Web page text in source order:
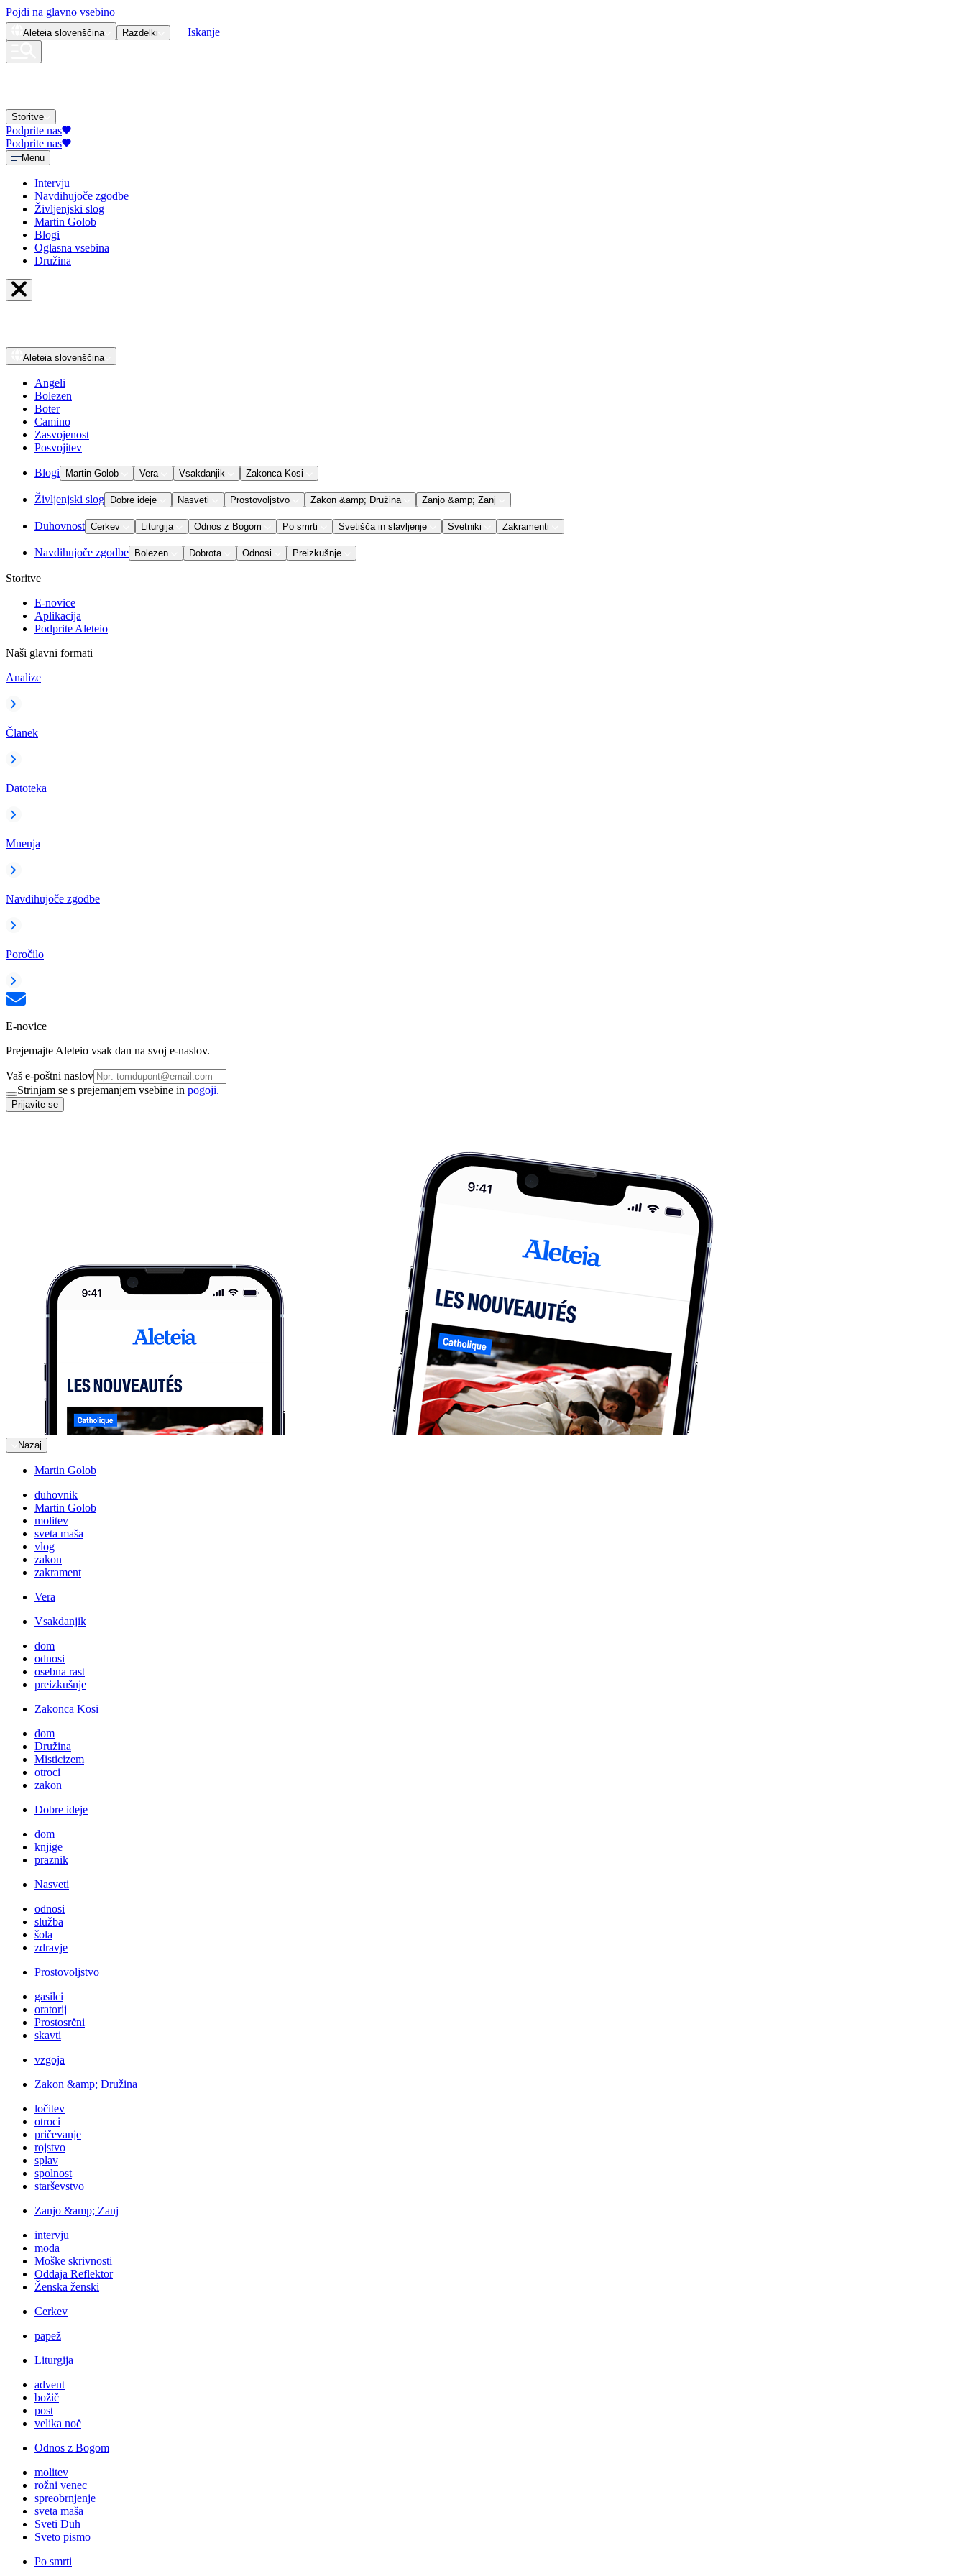
Pojdi na glavno vsebino
Aleteia slovenščina Razdelki Iskanje
Storitve
Podprite nas
Podprite nas
Menu
Intervju
Navdihujoče zgodbe
Življenjski slog
Martin Golob
Blogi
Oglasna vsebina
Družina
Aleteia slovenščina
Angeli
Bolezen
Boter
Camino
Zasvojenost
Posvojitev
Blogi Martin Golob Vera Vsakdanjik Zakonca Kosi
Življenjski slog Dobre ideje Nasveti Prostovoljstvo Zakon &amp; Družina Zanjo &amp; Zanj
Duhovnost Cerkev Liturgija Odnos z Bogom Po smrti Svetišča in slavljenje Svetniki Zakramenti
Navdihujoče zgodbe Bolezen Dobrota Odnosi Preizkušnje
Storitve
E-novice
Aplikacija
Podprite Aleteio
Naši glavni formati
Analize
Članek
Datoteka
Mnenja
Navdihujoče zgodbe
Poročilo
E-novice
Prejemajte Aleteio vsak dan na svoj e-naslov.
Vaš e-poštni naslov
Strinjam se s prejemanjem vsebine in pogoji.
Prijavite se
Nazaj
Martin Golob
duhovnik
Martin Golob
molitev
sveta maša
vlog
zakon
zakrament
Vera
Vsakdanjik
dom
odnosi
osebna rast
preizkušnje
Zakonca Kosi
dom
Družina
Misticizem
otroci
zakon
Dobre ideje
dom
knjige
praznik
Nasveti
odnosi
služba
šola
zdravje
Prostovoljstvo
gasilci
oratorij
Prostosrčni
skavti
vzgoja
Zakon &amp; Družina
ločitev
otroci
pričevanje
rojstvo
splav
spolnost
starševstvo
Zanjo &amp; Zanj
intervju
moda
Moške skrivnosti
Oddaja Reflektor
Ženska ženski
Cerkev
papež
Liturgija
advent
božič
post
velika noč
Odnos z Bogom
molitev
rožni venec
spreobrnjenje
sveta maša
Sveti Duh
Sveto pismo
Po smrti